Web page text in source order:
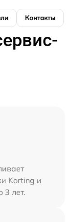
Контакты
Korting и
3 лет.